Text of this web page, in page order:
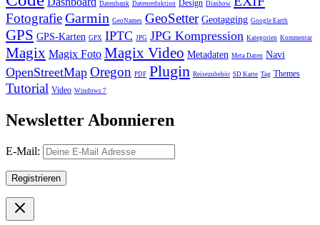
Datenbank Datenreduktion Design Diashow
FotografieGarmin GeoNames GeoSetter Geotagging Google Earth
GPS GPS-Karten GPX IPTC JPG JPG Kompression Kategorien Kommentar
Magix Magix Foto Magix Video Metadaten Meta Daten Navi
OpenStreetMap Oregon PDF Plugin Reisezubehör SD Karte Tag Themes
Tutorial Video Windows 7
Newsletter Abonnieren
E-Mail: